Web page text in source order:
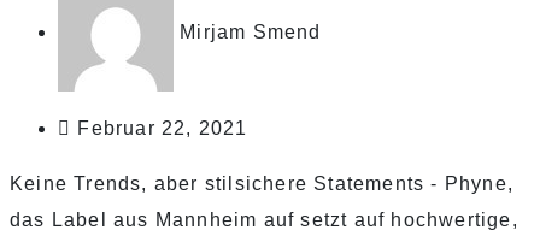
Mirjam Smend
Februar 22, 2021
Keine Trends, aber stilsichere Statements - Phyne,
das Label aus Mannheim auf setzt auf hochwertige,